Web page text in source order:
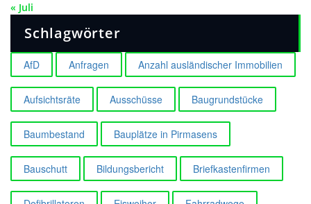
« Juli
Schlagwörter
AfD Anfragen Anzahl ausländischer Immobilien
Aufsichtsräte Ausschüsse Baugrundstücke
Baumbestand Bauplätze in Pirmasens
Bauschutt Bildungsbericht Briefkastenfirmen